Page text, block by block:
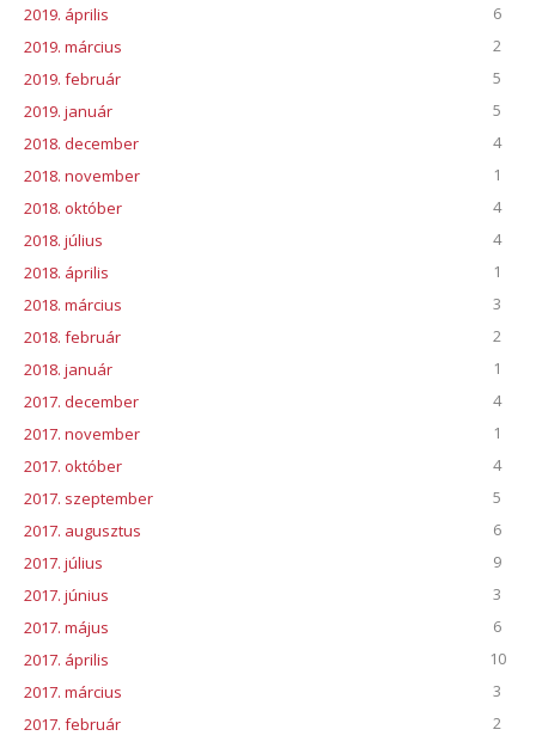
2019. április
6
2019. március
2
2019. február
5
2019. január
5
2018. december
4
2018. november
1
2018. október
4
2018. július
4
2018. április
1
2018. március
3
2018. február
2
2018. január
1
2017. december
4
2017. november
1
2017. október
4
2017. szeptember
5
2017. augusztus
6
2017. július
9
2017. június
3
2017. május
6
2017. április
10
2017. március
3
2017. február
2